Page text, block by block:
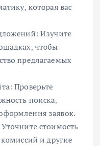
которая вас
Изучите
чтобы
предлагаемых
Проверьте
поиска,
заявок.
стоимость
и другие